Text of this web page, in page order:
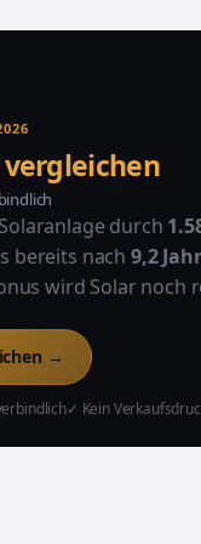
durch
bereits nach 9,2
wird Solar noch
→
✓ Kein